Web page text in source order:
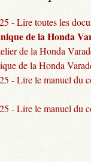
- Lire toutes les
de la Honda
de la Honda
de la Honda
- Lire le manuel du
- Lire le manuel du